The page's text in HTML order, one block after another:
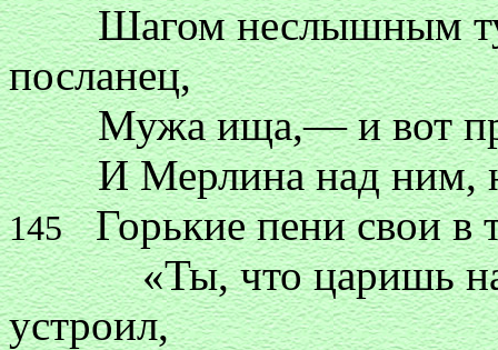
Шагом неслышным
посланец,
Мужа ища,— и вот пред
И Мерлина над ним, на
145Горькие пени свои в
«Ты, что царишь надо
устроил,